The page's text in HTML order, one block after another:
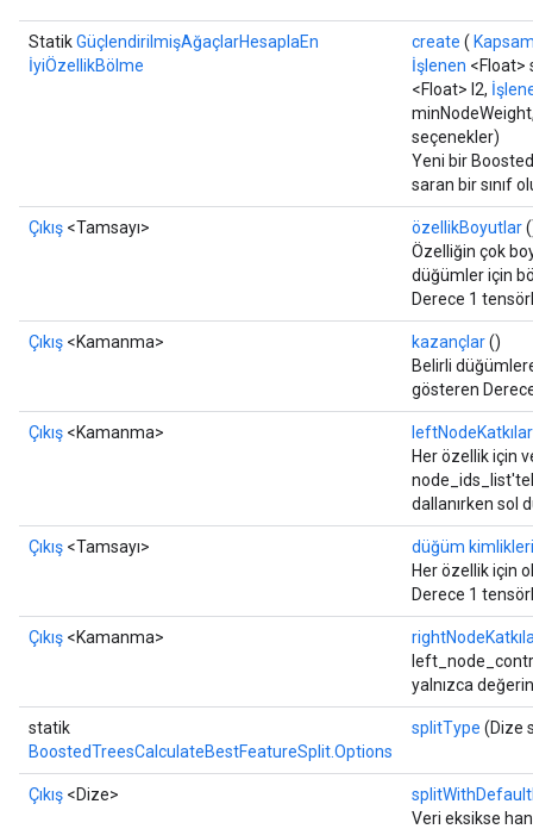
StatikGüçlendirilmişAğaçlarHesaplaEn
İyiÖzellikBölme
create (
İşlenen
<Float> l2,
seçenekler)
Yeni bir
saran bir sınıf
Çıkış <Tamsayı> özellikBoyutlar
Özelliğin çok
düğümler için
Derece 1
Çıkış <Kamanma> kazançlar()
Belirli
gösteren
Çıkış <Kamanma>
leftNodeKatkılar
Her özellik için
dallanırken sol
Çıkış <Tamsayı>
düğüm kimlikleri
Her özellik için
Derece 1
Çıkış <Kamanma>
yalnızca
statik
BoostedTreesCalculateBestFeatureSplit.Options
splitType (Dize
Çıkış <Dize>
Veri eksikse